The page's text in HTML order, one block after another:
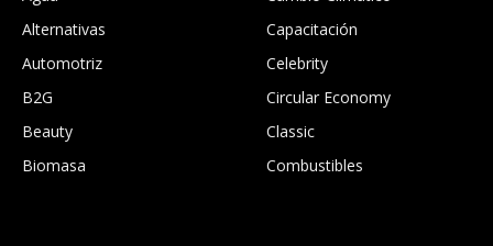
Alternativas
Automotriz
B2G
Beauty
Biomasa
Capacitación
Celebrity
Circular Economy
Classic
Combustibles